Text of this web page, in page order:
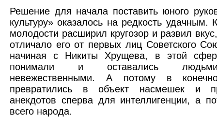
Решение для начала поставить юного
культуру» оказалось на редкость
молодости расширил кругозор и развил
отличало его от первых лиц Советского
начиная с Никиты Хрущева, в этой
понимали и оставались
невежественными. А потому в
превратились в объект насмешек и
анекдотов сперва для интеллигенции, а
всего народа.